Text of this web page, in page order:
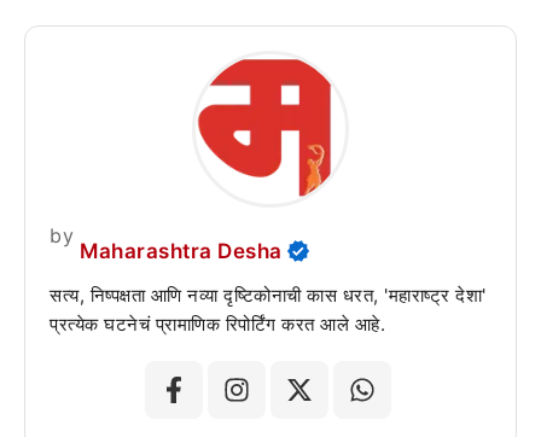
by
Maharashtra Desha
सत्य, निष्पक्षता आणि नव्या दृष्टिकोनाची कास धरत, 'महाराष्ट्र देशा'
प्रत्येक घटनेचं प्रामाणिक रिपोर्टिंग करत आले आहे.